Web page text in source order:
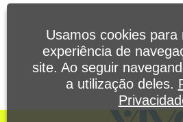
Usamos cookies para
experiência de
site. Ao seguir
a utilização deles.